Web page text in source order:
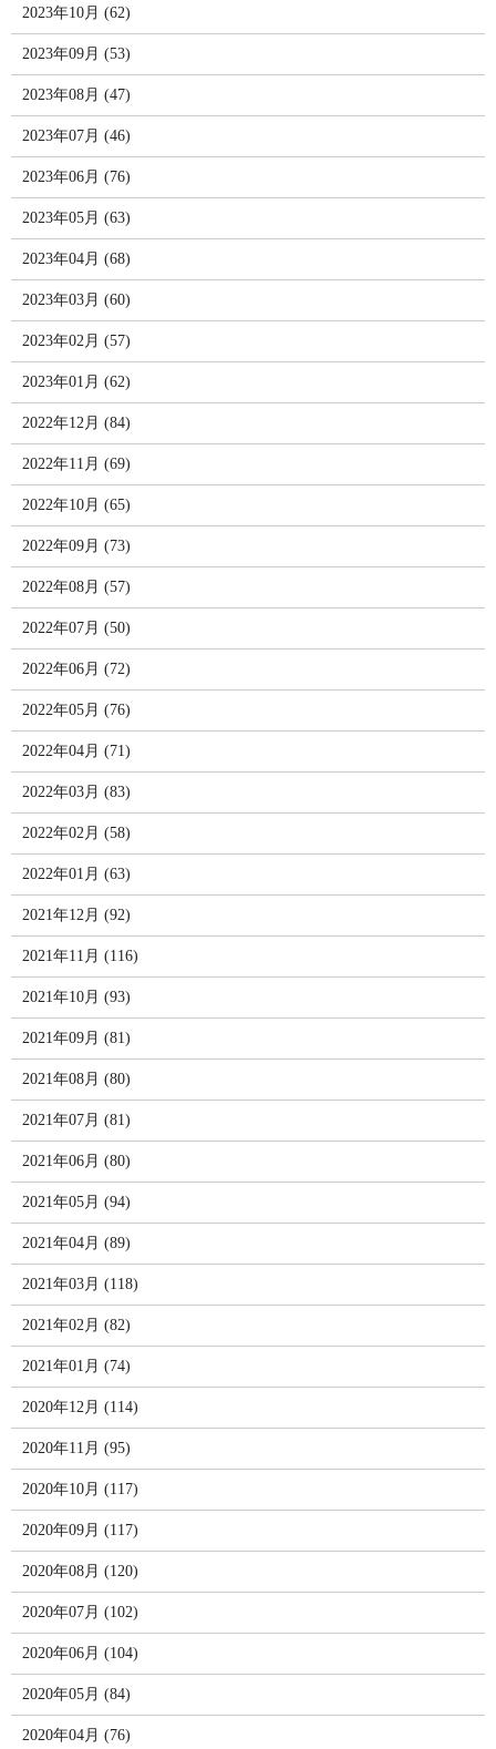
2023年10月 (62)
2023年09月 (53)
2023年08月 (47)
2023年07月 (46)
2023年06月 (76)
2023年05月 (63)
2023年04月 (68)
2023年03月 (60)
2023年02月 (57)
2023年01月 (62)
2022年12月 (84)
2022年11月 (69)
2022年10月 (65)
2022年09月 (73)
2022年08月 (57)
2022年07月 (50)
2022年06月 (72)
2022年05月 (76)
2022年04月 (71)
2022年03月 (83)
2022年02月 (58)
2022年01月 (63)
2021年12月 (92)
2021年11月 (116)
2021年10月 (93)
2021年09月 (81)
2021年08月 (80)
2021年07月 (81)
2021年06月 (80)
2021年05月 (94)
2021年04月 (89)
2021年03月 (118)
2021年02月 (82)
2021年01月 (74)
2020年12月 (114)
2020年11月 (95)
2020年10月 (117)
2020年09月 (117)
2020年08月 (120)
2020年07月 (102)
2020年06月 (104)
2020年05月 (84)
2020年04月 (76)